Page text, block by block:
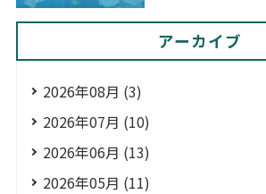
アーカイブ
2026年08月 (3)
2026年07月 (10)
2026年06月 (13)
2026年05月 (11)